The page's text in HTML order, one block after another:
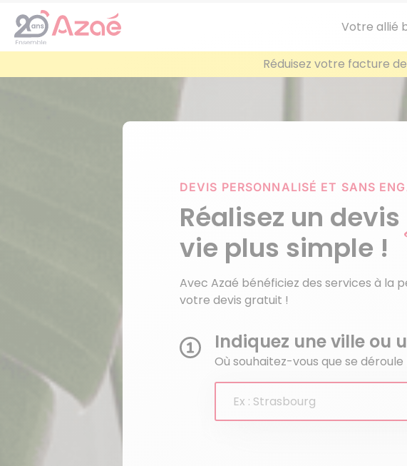
Votre allié
Réduisez votre facture
DEVIS PERSONNALISÉ ET SANS
Réalisez un devis
vie plus simple !
Avec Azaé bénéficiez des services à la
votre devis gratuit !
Indiquez une ville ou
Où souhaitez-vous que se